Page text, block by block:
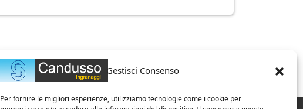
Gestisci Consenso
Per fornire le migliori esperienze, utilizziamo tecnologie come i cookie per